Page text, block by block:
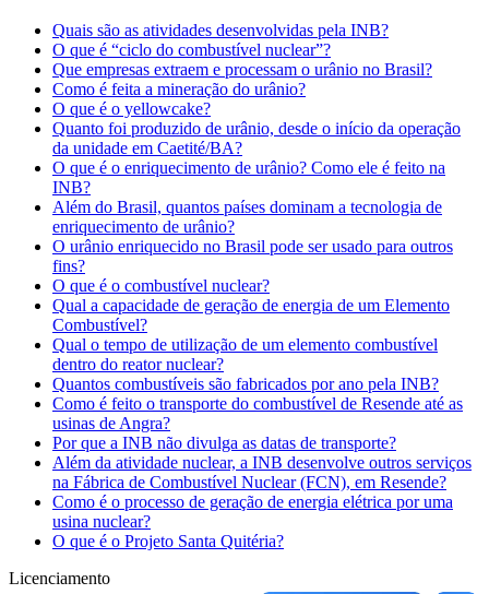
Quais são as atividades desenvolvidas pela INB?
O que é “ciclo do combustível nuclear”?
Que empresas extraem e processam o urânio no Brasil?
Como é feita a mineração do urânio?
O que é o yellowcake?
Quanto foi produzido de urânio, desde o início da operação
da unidade em Caetité/BA?
O que é o enriquecimento de urânio? Como ele é feito na
INB?
Além do Brasil, quantos países dominam a tecnologia de
enriquecimento de urânio?
O urânio enriquecido no Brasil pode ser usado para outros
fins?
O que é o combustível nuclear?
Qual a capacidade de geração de energia de um Elemento
Combustível?
Qual o tempo de utilização de um elemento combustível
dentro do reator nuclear?
Quantos combustíveis são fabricados por ano pela INB?
Como é feito o transporte do combustível de Resende até as
usinas de Angra?
Por que a INB não divulga as datas de transporte?
Além da atividade nuclear, a INB desenvolve outros serviços
na Fábrica de Combustível Nuclear (FCN), em Resende?
Como é o processo de geração de energia elétrica por uma
usina nuclear?
O que é o Projeto Santa Quitéria?
Licenciamento